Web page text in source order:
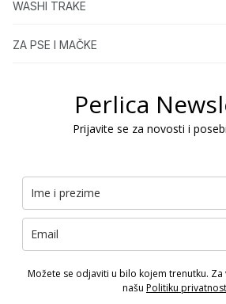
WASHI TRAKE
ZA PSE I MAČKE
Perlica
Prijavite se za novosti i
Možete se odjaviti u bilo kojem trenutku.
našu Politiku